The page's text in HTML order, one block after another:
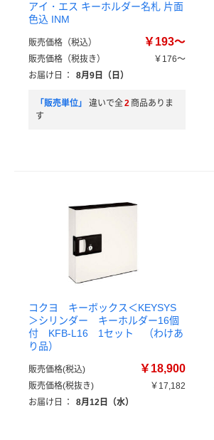
アイ・エス キーホルダー名札 片面
色込 INM
販売価格（税込） ￥193～
販売価格（税抜き）
￥176～
お届け日
： 8月9日（日）
「販売単位」 違いで全2 商品ありま
す
コクヨ キーボックス＜KEYSYS
＞シリンダー キーホルダー16個
付 KFB-L16 1セット （わけあ
り品）
販売価格(税込) ￥18,900
販売価格(税抜き)
￥17,182
お届け日
： 8月12日（水）